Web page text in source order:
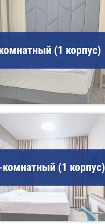
(1 корпус)
(1 корпус)